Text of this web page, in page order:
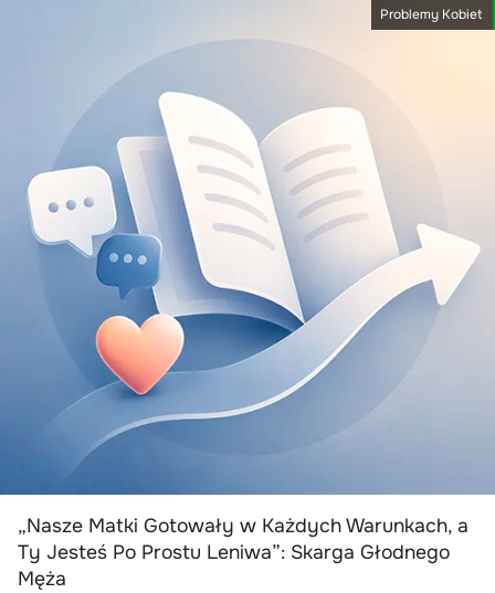
Problemy Kobiet
„Nasze Matki Gotowały w Każdych Warunkach, a
Ty Jesteś Po Prostu Leniwa”: Skarga Głodnego
Męża